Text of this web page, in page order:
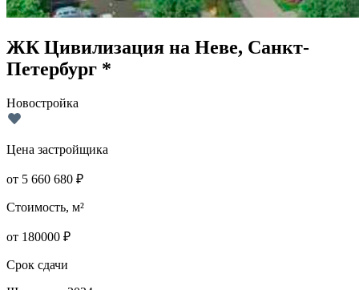
ЖК Цивилизация на Неве, Санкт-
Петербург *
Новостройка
Цена застройщика
от 5 660 680 ₽
Стоимость, м²
от 180000 ₽
Срок сдачи